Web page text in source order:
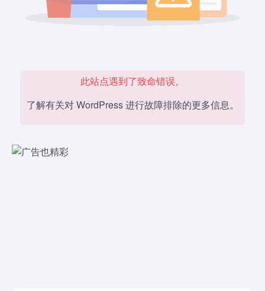
此站点遇到了致命错误。
了解有关对 WordPress 进行故障排除的更多信息。